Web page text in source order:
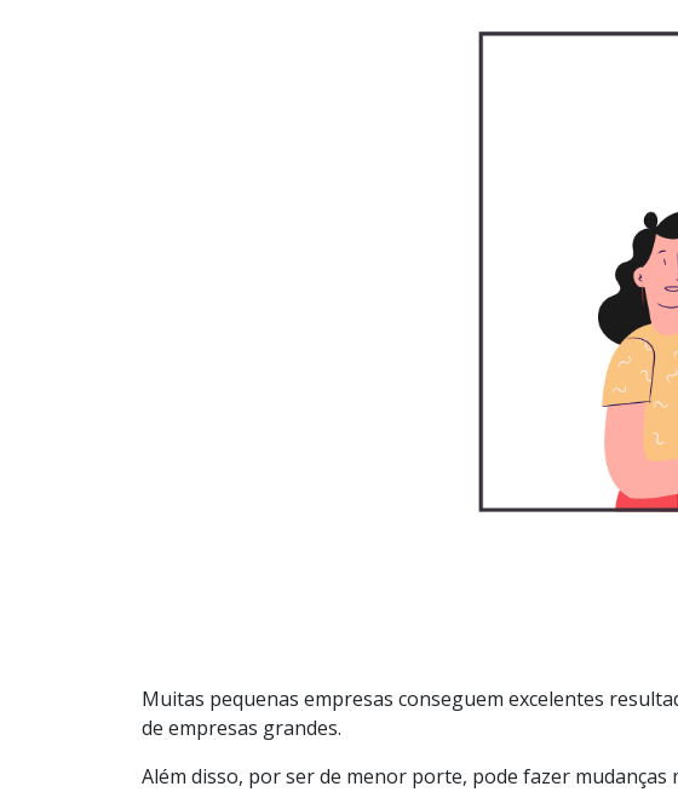
Muitas pequenas empresas conseguem excelentes
de empresas grandes.
Além disso, por ser de menor porte, pode fazer mudanças